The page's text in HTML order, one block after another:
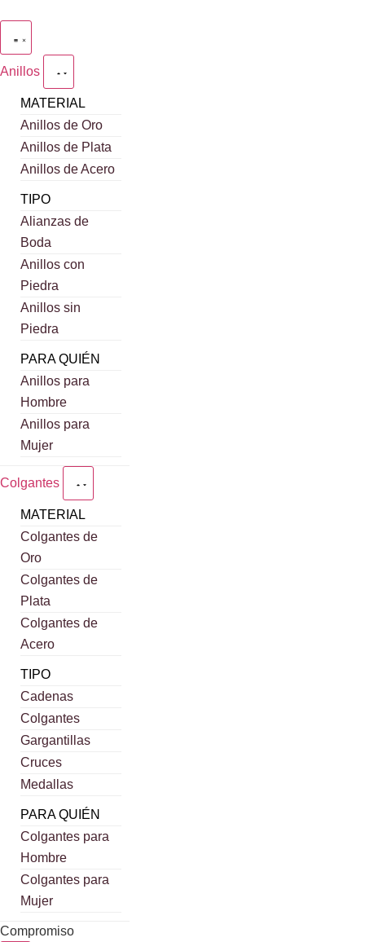
Anillos
MATERIAL
Anillos de Oro
Anillos de Plata
Anillos de Acero
TIPO
Alianzas de
Boda
Anillos con
Piedra
Anillos sin
Piedra
PARA QUIÉN
Anillos para
Hombre
Anillos para
Mujer
Colgantes
MATERIAL
Colgantes de
Oro
Colgantes de
Plata
Colgantes de
Acero
TIPO
Cadenas
Colgantes
Gargantillas
Cruces
Medallas
PARA QUIÉN
Colgantes para
Hombre
Colgantes para
Mujer
Compromiso